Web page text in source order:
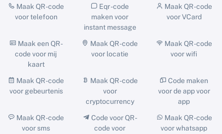
Maak QR -code
voor telefoon
Eqr -code
maken voor
instant message
Maak QR -code
voor VCard
Maak een QR -
code voor mij
kaart
Maak QR -code
voor locatie
Maak QR -code
voor wifi
Maak QR -code
voor gebeurtenis
Maak QR -code
voor
cryptocurrency
Code maken
voor de app voor
app
Maak QR -code
voor sms
Code voor QR -
code voor
Maak QR -code
voor whatsapp